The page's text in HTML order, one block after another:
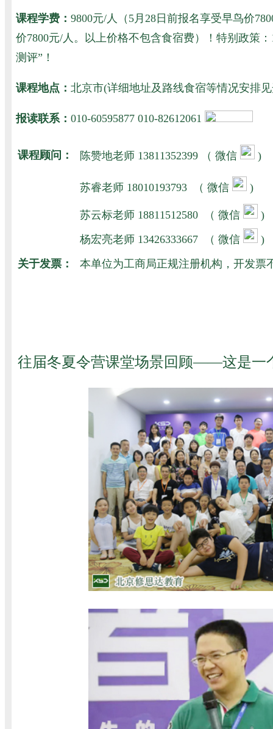
课程学费： 9800元/人（5月28日前报名享受早鸟价
价7800元/人。以上价格不包含食宿费）！特别政策
测评”！
课程地点： 北京市(详细地址及路线食宿等情况安排
报读联系： 010-60595877 010-82612061
课程顾问： 陈赞地老师 13811352399 （ 微信 )
苏睿老师 18010193793 （ 微信 )
苏云标老师 18811512580 （ 微信
)
杨宏亮老师 13426333667
（ 微信
)
关于发票：
本单位为工商局正规注册机构，开发票
往届冬夏令营课堂场景回顾——这是一